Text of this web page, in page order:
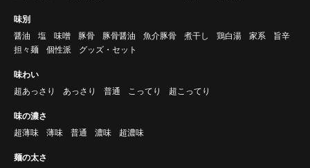
味別
醤油
塩 味噌 豚骨 豚骨醤油 魚介豚骨 煮干し 鶏白湯 家系
旨辛
担々麺
個性派 グッズ・セット
味わい
超あっさり
あっさり 普通 こってり 超こってり
味の濃さ
超薄味
薄味 普通 濃味 超濃味
麺の太さ